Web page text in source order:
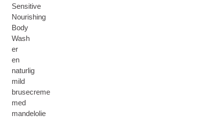
Sensitive
Nourishing
Body
Wash
er
en
naturlig
mild
brusecreme
med
mandelolie